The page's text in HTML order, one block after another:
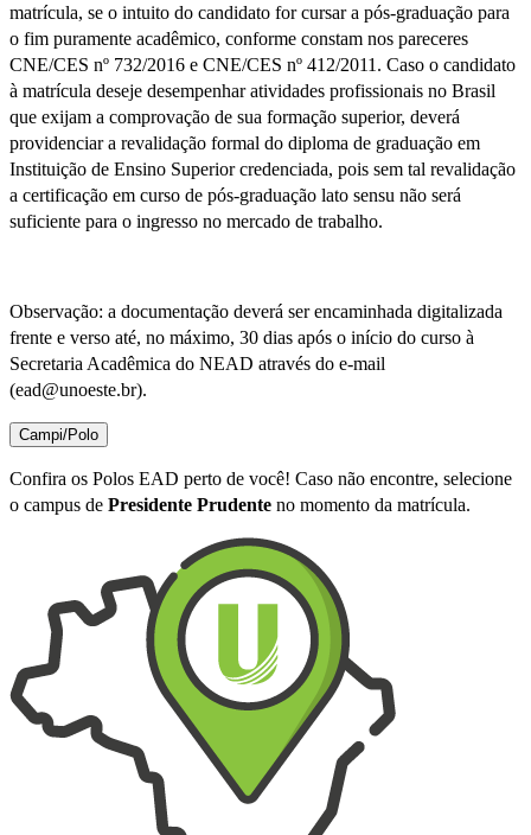
matrícula, se o intuito do candidato for cursar a pós-graduação para
o fim puramente acadêmico, conforme constam nos pareceres
CNE/CES nº 732/2016 e CNE/CES nº 412/2011. Caso o candidato
à matrícula deseje desempenhar atividades profissionais no Brasil
que exijam a comprovação de sua formação superior, deverá
providenciar a revalidação formal do diploma de graduação em
Instituição de Ensino Superior credenciada, pois sem tal revalidação
a certificação em curso de pós-graduação lato sensu não será
suficiente para o ingresso no mercado de trabalho.
Observação: a documentação deverá ser encaminhada digitalizada
frente e verso até, no máximo, 30 dias após o início do curso à
Secretaria Acadêmica do NEAD através do e-mail
(ead@unoeste.br).
Campi/Polo
Confira os Polos EAD perto de você! Caso não encontre, selecione
o campus de Presidente Prudente no momento da matrícula.